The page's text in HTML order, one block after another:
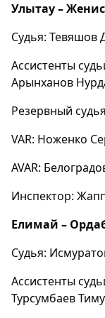
Улытау – Женис
Судья: Тевяшов
Ассистенты
Арынханов
Резервный
VAR: Ноженко
AVAR:
Инспектор:
Елимай –
Судья:
Ассистенты
Турсумбаев